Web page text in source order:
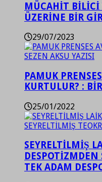
MÜCAHİT BİLİCİ
ÜZERİNE BİR
29/07/2023
PAMUK
KURTULUR? :
25/01/2022
SEYRELTİLMİŞ
TEK ADAM